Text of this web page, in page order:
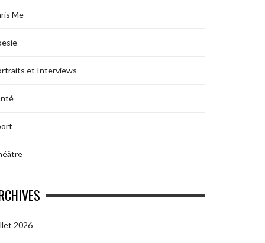
Me
et Interviews
2026